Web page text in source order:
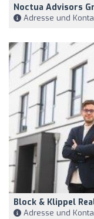
Noctua Advisors
Adresse und
Block & Klippel
Adresse und